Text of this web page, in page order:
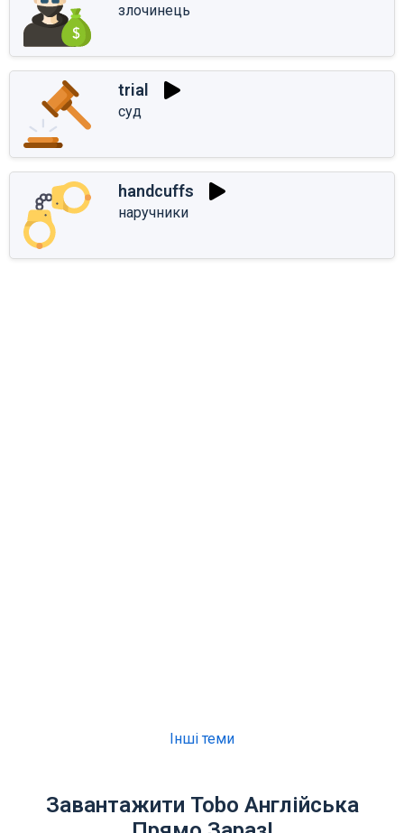
злочинець
trial
суд
handcuffs
наручники
Інші теми
Завантажити Tobo Англійська